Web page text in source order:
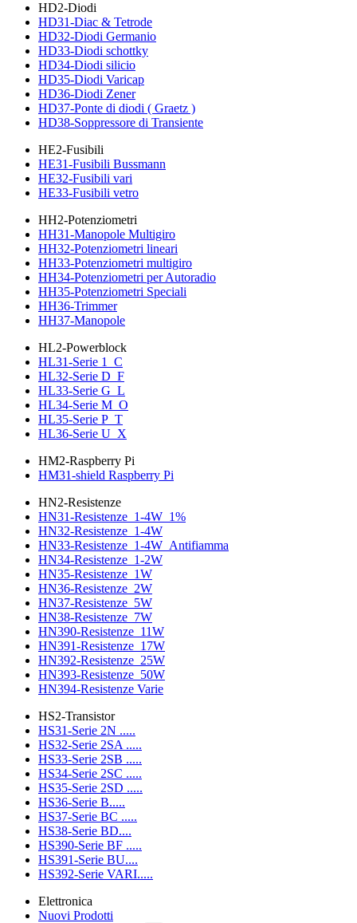
HD2-Diodi
HD31-Diac & Tetrode
HD32-Diodi Germanio
HD33-Diodi schottky
HD34-Diodi silicio
HD35-Diodi Varicap
HD36-Diodi Zener
HD37-Ponte di diodi ( Graetz )
HD38-Soppressore di Transiente
HE2-Fusibili
HE31-Fusibili Bussmann
HE32-Fusibili vari
HE33-Fusibili vetro
HH2-Potenziometri
HH31-Manopole Multigiro
HH32-Potenziometri lineari
HH33-Potenziometri multigiro
HH34-Potenziometri per Autoradio
HH35-Potenziometri Speciali
HH36-Trimmer
HH37-Manopole
HL2-Powerblock
HL31-Serie 1_C
HL32-Serie D_F
HL33-Serie G_L
HL34-Serie M_O
HL35-Serie P_T
HL36-Serie U_X
HM2-Raspberry Pi
HM31-shield Raspberry Pi
HN2-Resistenze
HN31-Resistenze_1-4W_1%
HN32-Resistenze_1-4W
HN33-Resistenze_1-4W_Antifiamma
HN34-Resistenze_1-2W
HN35-Resistenze_1W
HN36-Resistenze_2W
HN37-Resistenze_5W
HN38-Resistenze_7W
HN390-Resistenze_11W
HN391-Resistenze_17W
HN392-Resistenze_25W
HN393-Resistenze_50W
HN394-Resistenze Varie
HS2-Transistor
HS31-Serie 2N .....
HS32-Serie 2SA .....
HS33-Serie 2SB .....
HS34-Serie 2SC .....
HS35-Serie 2SD .....
HS36-Serie B.....
HS37-Serie BC .....
HS38-Serie BD....
HS390-Serie BF .....
HS391-Serie BU....
HS392-Serie VARI.....
Elettronica
Nuovi Prodotti